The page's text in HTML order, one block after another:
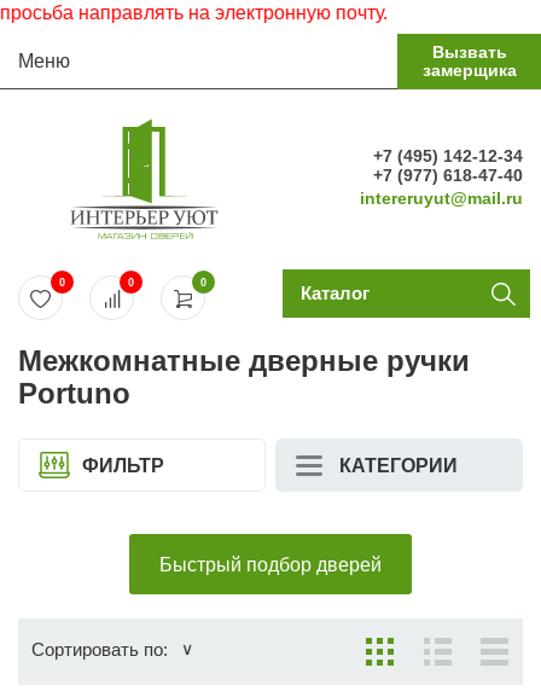
направлять на электронную почту.
Меню
Вызвать
замерщика
+7 (495) 142-12-34
+7 (977) 618-47-40
intereruyut@mail.ru
0
0 0 Каталог
Межкомнатные дверные ручки
Portuno
ФИЛЬТР КАТЕГОРИИ
Быстрый подбор дверей
Сортировать по: